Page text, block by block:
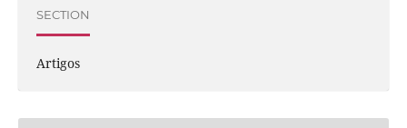
SECTION
Artigos